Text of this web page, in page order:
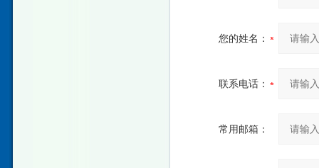
您的姓名：
联系电话：
常用邮箱：